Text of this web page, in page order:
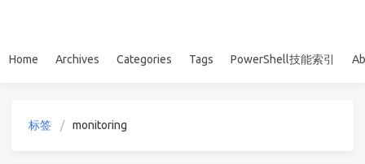
Home Archives Categories Tags PowerShell技能索引
标签 monitoring